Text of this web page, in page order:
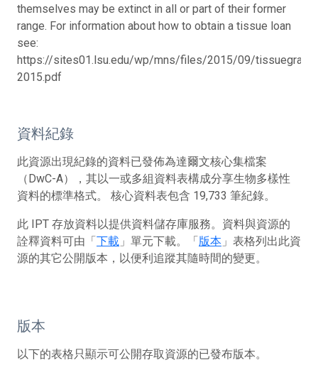
themselves may be extinct in all or part of their former
range. For information about how to obtain a tissue loan
see:
https://sites01.lsu.edu/wp/mns/files/2015/09/
2015.pdf
資料紀錄
此資源出現紀錄的資料已發佈為達爾文核心集檔案
（DwC-A），其以一或多組資料表構成分享生物多樣性
資料的標準格式。 核心資料表包含 19,733 筆紀錄。
此 IPT 存放資料以提供資料儲存庫服務。資料與資源的
詮釋資料可由「下載 」單元下載。「版本 」表格列出此資
源的其它公開版本，以便利追蹤其隨時間的變更。
版本
以下的表格只顯示可公開存取資源的已發布版本。